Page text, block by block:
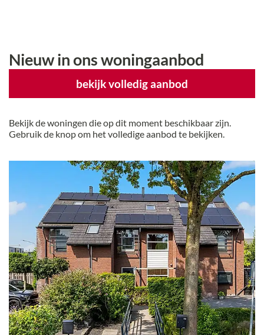
Nieuw in ons woningaanbod
bekijk volledig aanbod
Bekijk de woningen die op dit moment beschikbaar zijn.
Gebruik de knop om het volledige aanbod te bekijken.